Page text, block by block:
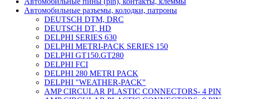
Автомобильные разъемы, колодки, патроны
DEUTSCH DTM, DRC
DEUTSCH DT, HD
DELPHI SERIES 630
DELPHI METRI-PACK SERIES 150
DELPHI GT150.GT280
DELPHI FCI
DELPHI 280 METRI PACK
DELPHI "WEATHER-PACK"
AMP CIRCULAR PLASTIC CONNECTORS- 4 PIN